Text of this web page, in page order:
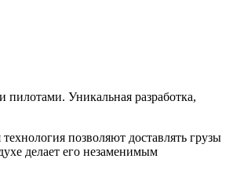
Уникальная разработка,
позволяют доставлять грузы
делает его незаменимым